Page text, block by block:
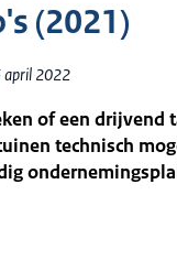
(2021)
april 2022
of een drijvend
technisch